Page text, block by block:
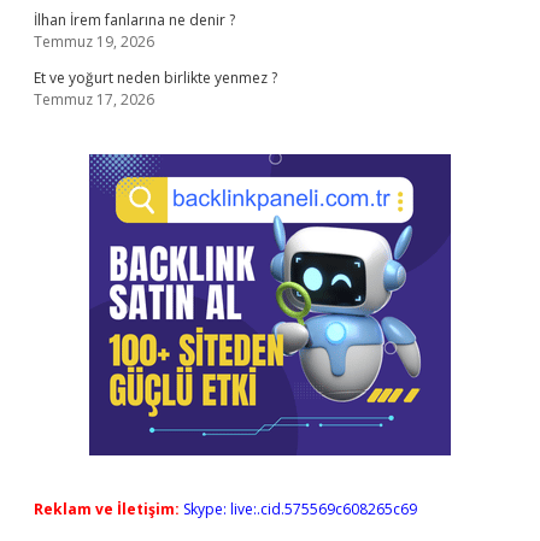
İlhan İrem fanlarına ne denir ?
Temmuz 19, 2026
Et ve yoğurt neden birlikte yenmez ?
Temmuz 17, 2026
Reklam ve İletişim: Skype: live:.cid.575569c608265c69